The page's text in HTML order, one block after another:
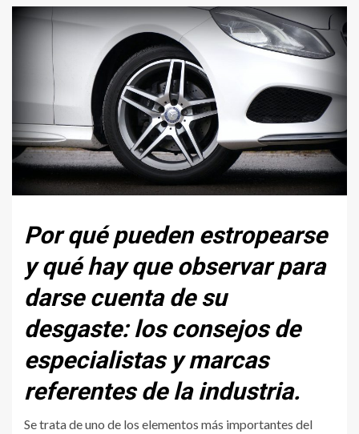
Por qué pueden estropearse
y qué hay que observar para
darse cuenta de su
desgaste: los consejos de
especialistas y marcas
referentes de la industria.
Se trata de uno de los elementos más importantes del